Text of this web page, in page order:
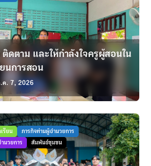
ดตาม และให้กำลังใจครูผู้สอนใน
นการสอน
ค. 7, 2026
รียน
ภารกิจท่านผู้อำนวยการ
นวยการ
สัมพันธ์ชุมชน